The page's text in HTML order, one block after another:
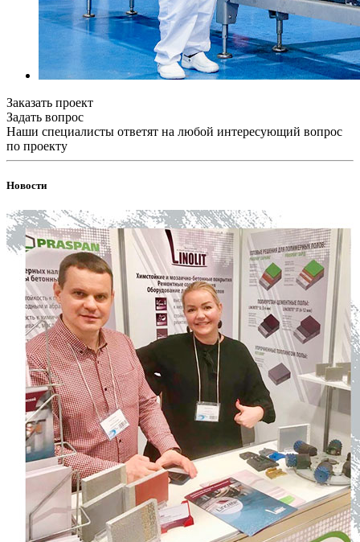
Заказать проект
Задать вопрос
Наши специалисты ответят на любой интересующий вопрос
по проекту
Новости